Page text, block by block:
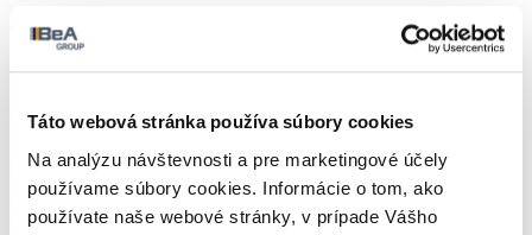
Táto webová stránka používa súbory cookies
Na analýzu návštevnosti a pre marketingové účely
používame súbory cookies. Informácie o tom, ako
používate naše webové stránky, v prípade Vášho
Spony
Spony typ 92
10896,00€–7060608,00 €
Na sklade
Výber možností